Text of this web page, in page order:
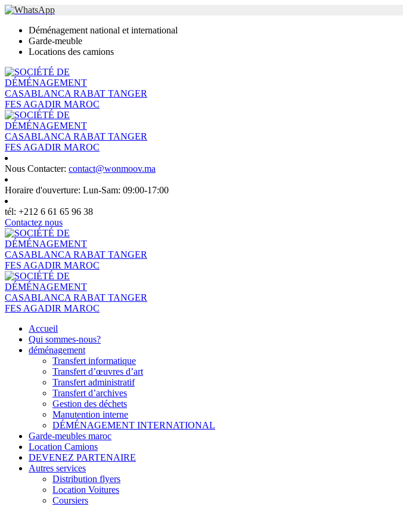
Déménagement national et international
Garde-meuble
Locations des camions
Nous Contacter: contact@wonmoov.ma
Horaire d'ouverture: Lun-Sam: 09:00-17:00
tél: +212 6 61 65 96 38
Contactez nous
Accueil
Qui sommes-nous?
déménagement
Transfert informatique
Transfert d’œuvres d’art
Transfert administratif
Transfert d’archives
Gestion des déchets
Manutention interne
DÉMÉNAGEMENT INTERNATIONAL
Garde-meubles maroc
Location Camions
DEVENEZ PARTENAIRE
Autres services
Distribution flyers
Location Voitures
Coursiers